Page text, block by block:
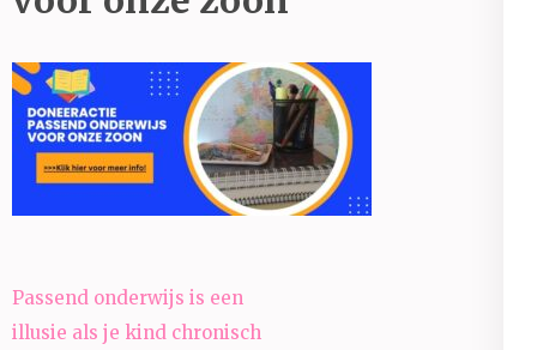
Bericht
navigatie
Passend onderwijs is een
illusie als je kind chronisch